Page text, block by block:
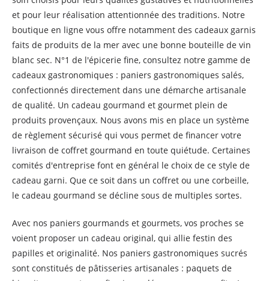
et pour leur réalisation attentionnée des traditions. Notre
boutique en ligne vous offre notamment des cadeaux garnis
faits de produits de la mer avec une bonne bouteille de vin
blanc sec. N°1 de l'épicerie fine, consultez notre gamme de
cadeaux gastronomiques : paniers gastronomiques salés,
confectionnés directement dans une démarche artisanale
de qualité. Un cadeau gourmand et gourmet plein de
produits provençaux. Nous avons mis en place un système
de règlement sécurisé qui vous permet de financer votre
livraison de coffret gourmand en toute quiétude. Certaines
comités d'entreprise font en général le choix de ce style de
cadeau garni. Que ce soit dans un coffret ou une corbeille,
le cadeau gourmand se décline sous de multiples sortes.
Avec nos paniers gourmands et gourmets, vos proches se
voient proposer un cadeau original, qui allie festin des
papilles et originalité. Nos paniers gastronomiques sucrés
sont constitués de pâtisseries artisanales : paquets de